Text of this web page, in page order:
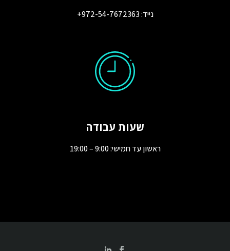
נייד: 972-54-7672363+
שעות עבודה
ראשון עד חמישי: 9:00 – 19:00